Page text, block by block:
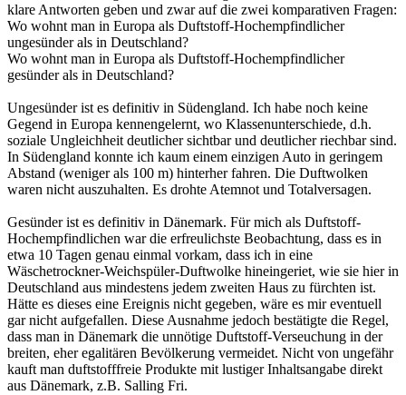
klare Antworten geben und zwar auf die zwei komparativen Fragen:
Wo wohnt man in Europa als Duftstoff-Hochempfindlicher
ungesünder als in Deutschland?
Wo wohnt man in Europa als Duftstoff-Hochempfindlicher
gesünder als in Deutschland?
Ungesünder ist es definitiv in Südengland. Ich habe noch keine
Gegend in Europa kennengelernt, wo Klassenunterschiede, d.h.
soziale Ungleichheit deutlicher sichtbar und deutlicher riechbar sind.
In Südengland konnte ich kaum einem einzigen Auto in geringem
Abstand (weniger als 100 m) hinterher fahren. Die Duftwolken
waren nicht auszuhalten. Es drohte Atemnot und Totalversagen.
Gesünder ist es definitiv in Dänemark. Für mich als Duftstoff-
Hochempfindlichen war die erfreulichste Beobachtung, dass es in
etwa 10 Tagen genau einmal vorkam, dass ich in eine
Wäschetrockner-Weichspüler-Duftwolke hineingeriet, wie sie hier in
Deutschland aus mindestens jedem zweiten Haus zu fürchten ist.
Hätte es dieses eine Ereignis nicht gegeben, wäre es mir eventuell
gar nicht aufgefallen. Diese Ausnahme jedoch bestätigte die Regel,
dass man in Dänemark die unnötige Duftstoff-Verseuchung in der
breiten, eher egalitären Bevölkerung vermeidet. Nicht von ungefähr
kauft man duftstofffreie Produkte mit lustiger Inhaltsangabe direkt
aus Dänemark, z.B. Salling Fri.